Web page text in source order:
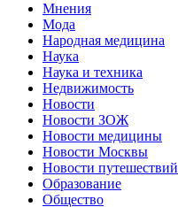
Мнения
Мода
Народная медицина
Наука
Наука и техника
Недвижимость
Новости
Новости ЗОЖ
Новости медицины
Новости Москвы
Новости путешествий
Образование
Общество